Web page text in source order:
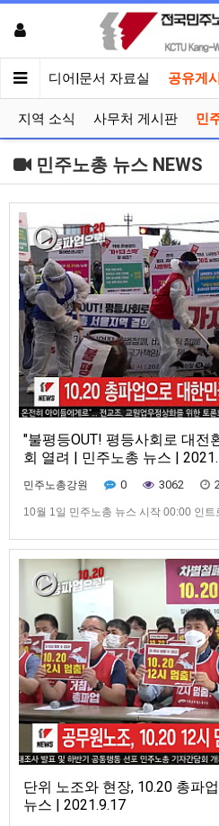
견 미디어|문서 자료실 공유게
지역 소식 사무처 게시판 민
민주노총 뉴스 NEWS
"불평등OUT! 평등사회로 대전
회 열려 | 민주노총 뉴스 |
민주노총강원 0 3062
10월 1일 민주노총 뉴스 시작 00:00 인트
막 일정 진행 01:30 ‘민주노총 죽이기’에
상 출처 : 공공운수노조 / 화물연대본부
돌봄 노동자 결의대회 개최 …
단위 노조와 현장, 10.20 총파
뉴스 | 2021.9.17